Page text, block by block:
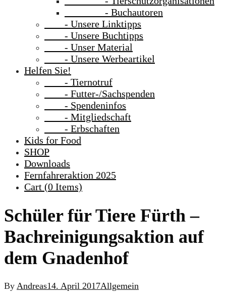
- Buchautoren
- Unsere Linktipps
- Unsere Buchtipps
- Unser Material
- Unsere Werbeartikel
Helfen Sie!
- Tiernotruf
- Futter-/Sachspenden
- Spendeninfos
- Mitgliedschaft
- Erbschaften
Kids for Food
SHOP
Downloads
Fernfahreraktion 2025
Cart (0 Items)
Schüler für Tiere Fürth –
Bachreinigungsaktion auf
dem Gnadenhof
By Andreas14. April 2017Allgemein